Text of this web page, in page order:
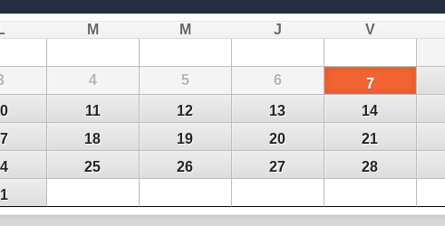
L M M J V
4 5 6 7
11 12 13 14
18 19 20 21
25 26 27 28